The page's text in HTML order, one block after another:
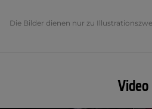
Die Bilder dienen nur zu
Video